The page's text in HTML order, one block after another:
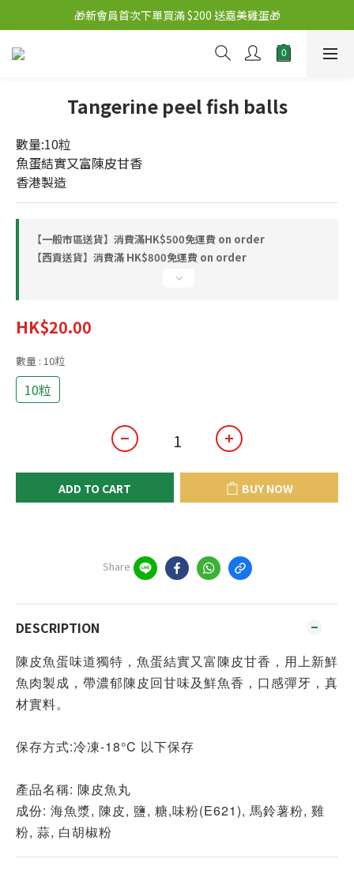
🎁新會員首次下單買滿 $200 送嘉美雞蛋🎁
Tangerine peel fish balls
數量:10粒
魚蛋結實又富陳皮甘香
香港製造
【一般市區送貨】消費滿HK$500免運費 on order
【西貢送貨】消費滿 HK$800免運費 on order
HK$20.00
數量 : 10粒
10粒
ADD TO CART BUY NOW
Share
DESCRIPTION
陳皮魚蛋味道獨特，魚蛋結實又富陳皮甘香，用上新鮮
魚肉製成，帶濃郁陳皮回甘味及鮮魚香，口感彈牙，真
材實料。
保存方式:冷凍-18°C 以下保存
產品名稱: 陳皮魚丸
成份: 海魚漿, 陳皮, 鹽, 糖,味粉(E621), 馬鈴薯粉, 雞
粉, 蒜, 白胡椒粉